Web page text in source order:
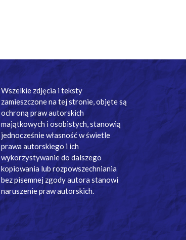
Wszelkie zdjęcia i teksty
zamieszczone na tej stronie, objęte są
ochroną praw autorskich
majątkowych i osobistych, stanowią
jednocześnie własność w świetle
prawa autorskiego i ich
wykorzystywanie do dalszego
kopiowania lub rozpowszechniania
bez pisemnej zgody autora stanowi
naruszenie praw autorskich.